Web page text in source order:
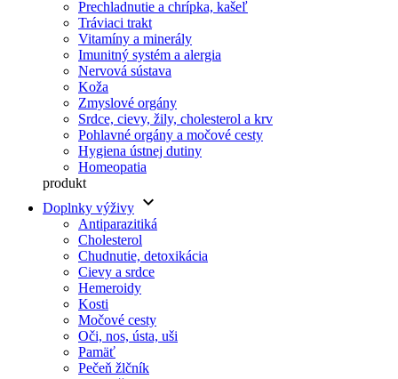
Prechladnutie a chrípka, kašeľ
Tráviaci trakt
Vitamíny a minerály
Imunitný systém a alergia
Nervová sústava
Koža
Zmyslové orgány
Srdce, cievy, žily, cholesterol a krv
Pohlavné orgány a močové cesty
Hygiena ústnej dutiny
Homeopatia
produkt
Doplnky výživy keyboard_arrow_down
Antiparazitiká
Cholesterol
Chudnutie, detoxikácia
Cievy a srdce
Hemeroidy
Kosti
Močové cesty
Oči, nos, ústa, uši
Pamäť
Pečeň žlčník